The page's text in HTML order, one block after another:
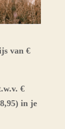
van €
€
in je